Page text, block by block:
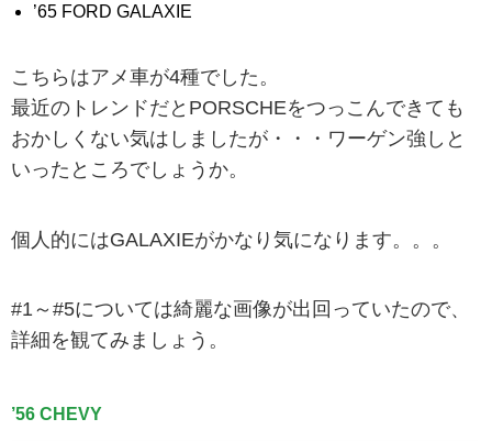
’65 FORD GALAXIE
こちらはアメ車が4種でした。
最近のトレンドだとPORSCHEをつっこんできても
おかしくない気はしましたが・・・ワーゲン強しと
いったところでしょうか。
個人的にはGALAXIEがかなり気になります。。。
#1～#5については綺麗な画像が出回っていたので、
詳細を観てみましょう。
’56 CHEVY